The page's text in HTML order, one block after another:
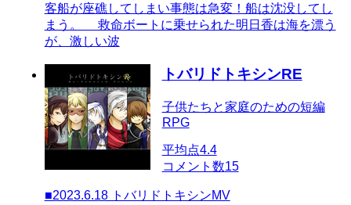
客船が座礁してしまい事態は急変！船は沈没してし
まう。 救命ボートに乗せられた明日香は海を漂う
が、激しい波
トバリドトキシンRE
子供たちと家庭のための短編
RPG
平均点4.4
コメント数15
■2023.6.18 トバリドトキシンMV